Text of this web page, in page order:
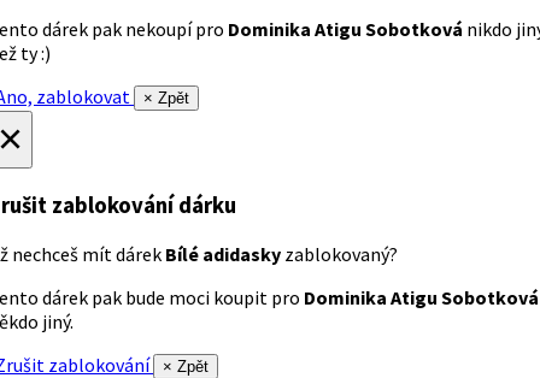
dárek pak nekoupí pro Dominika Atigu Sobotková nikdo
ty :)
zablokovat
× Zpět
zablokování dárku
nechceš mít dárek Bílé adidasky zablokovaný?
dárek pak bude moci koupit pro Dominika Atigu Sobotková
jiný.
zablokování
× Zpět